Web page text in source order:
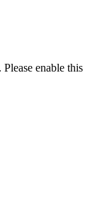
enable this